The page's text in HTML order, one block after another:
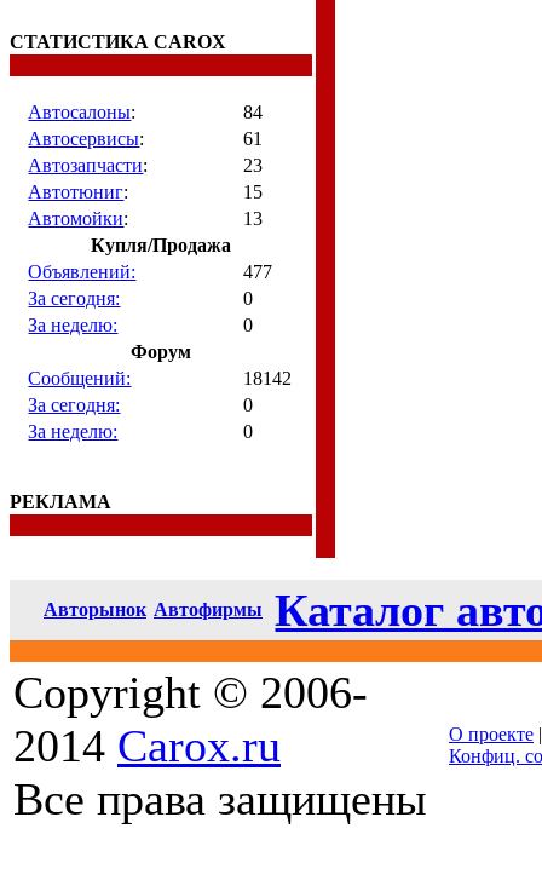
СТАТИСТИКА CAROX
Автосалоны:
84
Автосервисы:
61
Автозапчасти:
23
Автотюниг:
15
Автомойки:
13
Купля/Продажа
Объявлений:
477
За сегодня:
0
За неделю:
0
Форум
Сообщений:
18142
За сегодня:
0
За неделю:
0
РЕКЛАМА
Авторынок Автофирмы
Каталог
Copyright © 2006-
2014 Carox.ru
Все права защищены
О проекте
Конфиц.